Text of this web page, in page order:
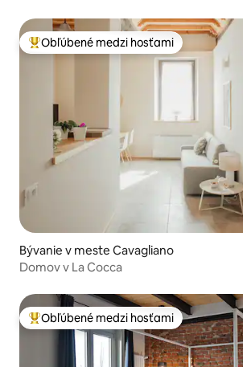
Najobľúbenejšie medzi hosťami
Obľúbené medzi hosťami
Bývanie v meste Cavagliano
Domov v La Cocca
Najobľúbenejšie medzi hosťami
Obľúbené medzi hosťami